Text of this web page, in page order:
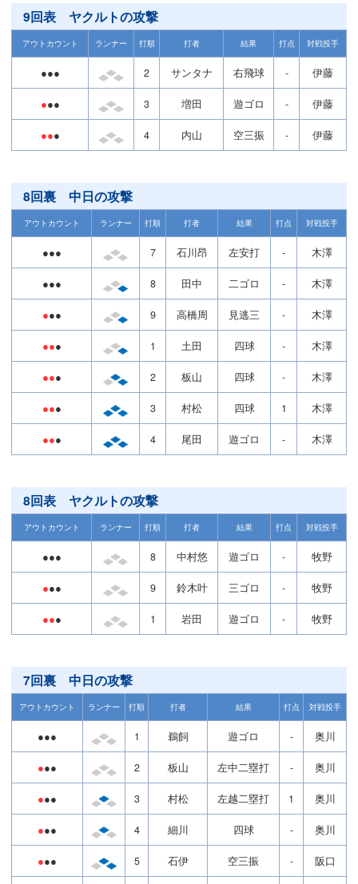
9回表 ヤクルトの攻撃
アウトカウント ランナー 打順 打者 結果 打点 対戦投手
●●● 2 サンタナ 右飛球 - 伊藤
●●● 3 増田 遊ゴロ - 伊藤
●●● 4 内山 空三振 - 伊藤
8回裏 中日の攻撃
アウトカウント ランナー 打順 打者 結果 打点 対戦投手
●●● 7 石川昂 左安打 - 木澤
●●● 8 田中 二ゴロ - 木澤
●●● 9 高橋周 見逃三 - 木澤
●●● 1 土田 四球 - 木澤
●●● 2 板山 四球 - 木澤
●●● 3 村松 四球 1 木澤
●●● 4 尾田 遊ゴロ - 木澤
8回表 ヤクルトの攻撃
アウトカウント ランナー 打順 打者 結果 打点 対戦投手
●●● 8 中村悠 遊ゴロ - 牧野
●●● 9 鈴木叶 三ゴロ - 牧野
●●● 1 岩田 遊ゴロ - 牧野
7回裏 中日の攻撃
アウトカウント ランナー 打順 打者 結果 打点 対戦投手
●●● 1 鵜飼 遊ゴロ - 奥川
●●● 2 板山 左中二塁打 - 奥川
●●● 3 村松 左越二塁打 1 奥川
●●● 4 細川 四球 - 奥川
●●● 5 石伊 空三振 - 阪口